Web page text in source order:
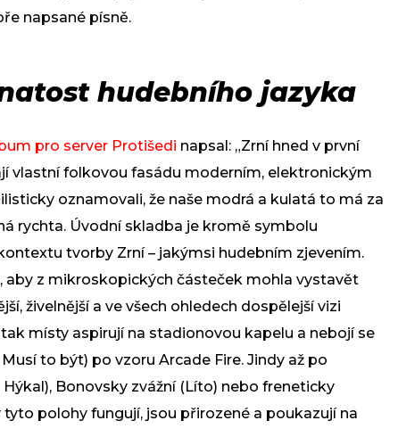
napsané písně.
hudebního jazyka
pro server Protišedi napsal: „Zrní hned v první
vlastní folkovou fasádu moderním, elektronickým
oznamovali, že naše modrá a kulatá to má za
rychta. Úvodní skladba je kromě symbolu
tvorby Zrní – jakýmsi hudebním zjevením.
aby z mikroskopických částeček mohla vystavět
živelnější a ve všech ohledech dospělejší vizi
místy aspirují na stadionovou kapelu a nebojí se
to být) po vzoru Arcade Fire. Jindy až po
Bonovsky zvážní (Líto) nebo freneticky
tyto polohy fungují, jsou přirozené a poukazují na